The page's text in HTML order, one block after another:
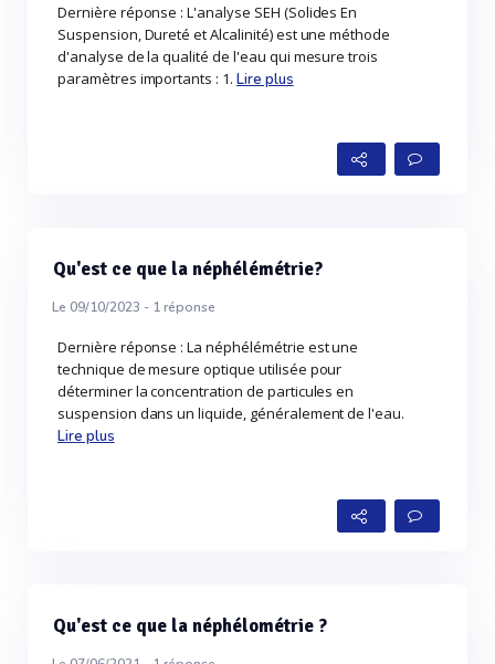
Dernière réponse : L'analyse SEH (Solides En
Suspension, Dureté et Alcalinité) est une méthode
d'analyse de la qualité de l'eau qui mesure trois
paramètres importants : 1. Lire plus
Qu'est ce que la néphélémétrie?
Le 09/10/2023 - 1réponse
Dernière réponse : La néphélémétrie est une
technique de mesure optique utilisée pour
déterminer la concentration de particules en
suspension dans un liquide, généralement de l'eau.
Lire plus
Qu'est ce que la néphélométrie ?